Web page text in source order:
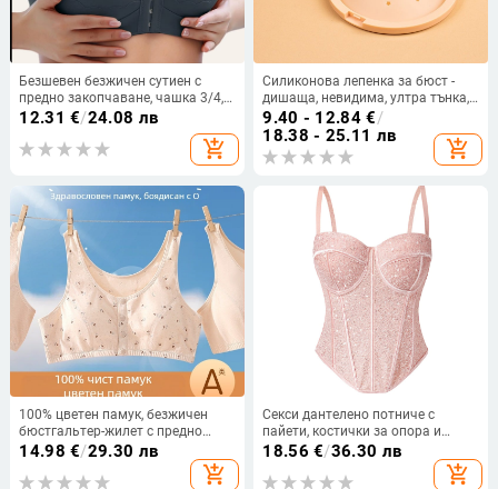
Безшевен безжичен сутиен с
предно закопчаване, чашка 3/4,
найлон
12.31 €/24.08 лв
add_shopping_cart
Силиконова лепенка за бюст -
дишаща, невидима, ултра тънка,
кръгла форма, секси дизайн
9.40 - 12.84€/
18.38 - 25.11 лв
add_shopping_cart
100% цветен памук, безжичен
бюстгальтер-жилет с предно
закопчаване за жени на средна
14.98 €/29.30 лв
add_shopping_cart
Секси дантелено потниче с
пайети, костички за опора и
вградени подплънки, подходящо
за носене като външно облекло
18.56 €/36.30 лв
add_shopping_cart